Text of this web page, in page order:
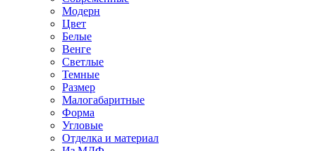
Модерн
Цвет
Белые
Венге
Светлые
Темные
Размер
Малогабаритные
Форма
Угловые
Отделка и материал